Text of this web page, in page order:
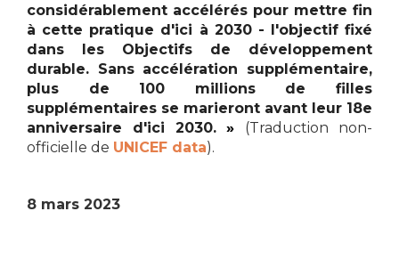
considérablement accélérés pour mettre fin
à cette pratique d'ici à 2030 - l'objectif fixé
dans les Objectifs de développement
durable. Sans accélération supplémentaire,
plus de 100 millions de filles
supplémentaires se marieront avant leur 18e
anniversaire d'ici 2030.»
(Traduction non-
officielle de UNICEF data).
8 mars 2023